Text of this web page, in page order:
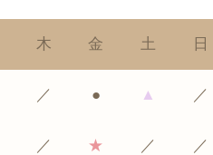
木 金 土 日
／ ● ▲ ／
／ ★ ／ ／